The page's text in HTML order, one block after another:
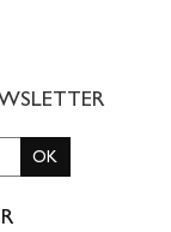
OK